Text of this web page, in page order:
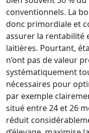
conventionnels. La
donc primordiale et
assurer la rentabilité
laitières. Pourtant,
n’ont pas de valeur
systématiquement
nécessaires pour
par exemple
situé entre 24 et 26
réduit